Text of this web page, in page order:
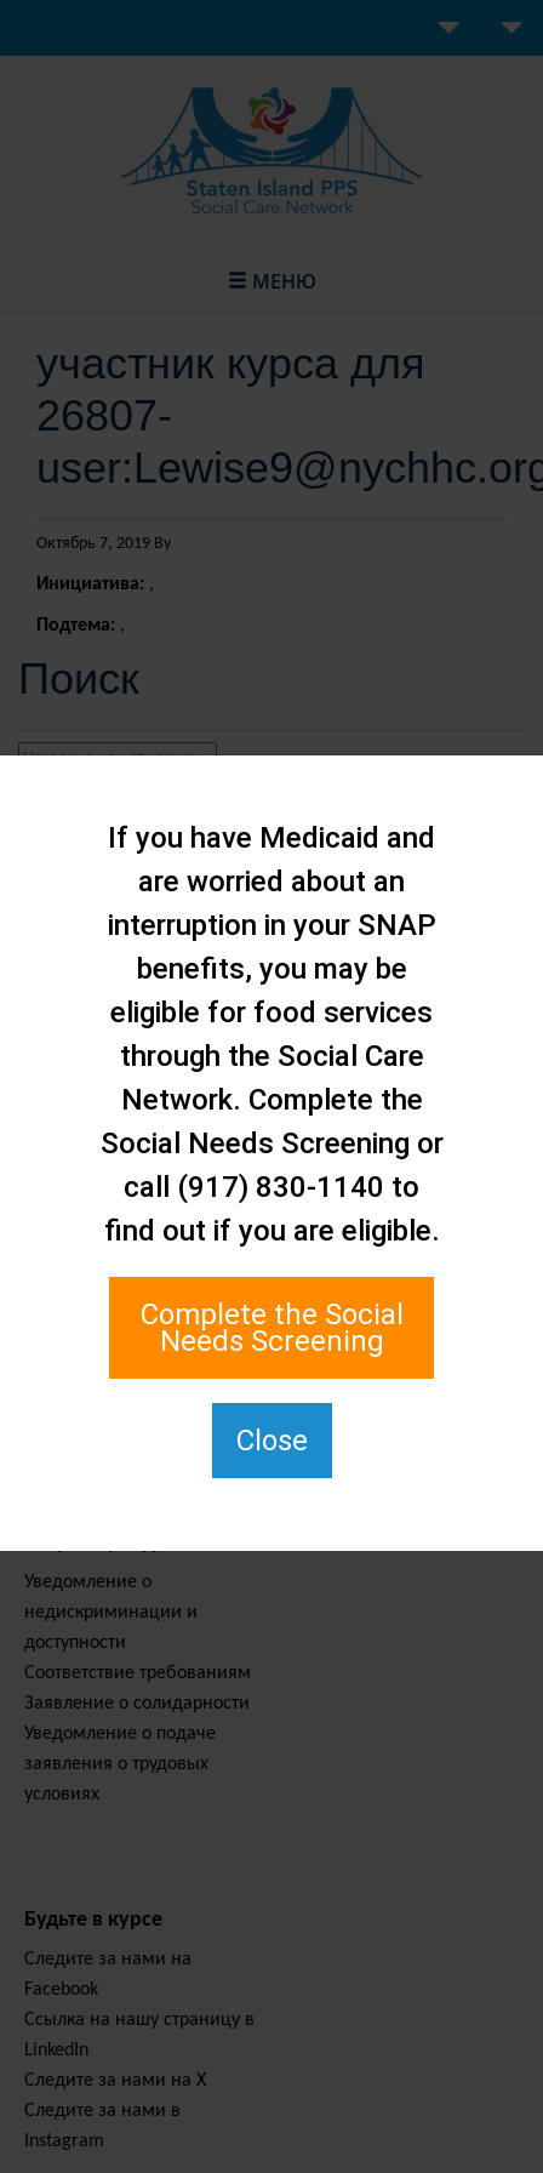
МЕНЮ
участник курса для
26807-
Октябрь 7, 2019 By
Инициатива: ,
Подтема: ,
Поиск
Свяжитесь с нами
Сеть социальной помощи
1 Edgewater Plaza, Suite 700
Стейтен-Айленд, Нью-Йорк
Уведомление о
недискриминации и
доступности
Соответствие требованиям
Заявление о солидарности
Уведомление о подаче
заявления о трудовых
условиях
Будьте в курсе
Следите за нами на
Facebook
Ссылка на нашу страницу в
LinkedIn
Следите за нами на X
Следите за нами в
Instagram
If you have Medicaid and
are worried about an
interruption in your SNAP
benefits, you may be
eligible for food services
through the Social Care
Network. Complete the
Social Needs Screening or
call (917) 830-1140 to
find out if you are eligible.
Complete the Social
Needs Screening
Close